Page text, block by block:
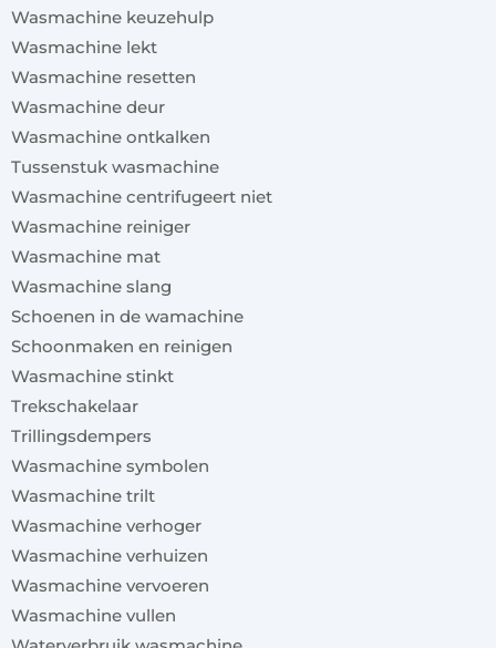
Wasmachine keuzehulp
Wasmachine lekt
Wasmachine resetten
Wasmachine deur
Wasmachine ontkalken
Tussenstuk wasmachine
Wasmachine centrifugeert niet
Wasmachine reiniger
Wasmachine mat
Wasmachine slang
Schoenen in de wamachine
Schoonmaken en reinigen
Wasmachine stinkt
Trekschakelaar
Trillingsdempers
Wasmachine symbolen
Wasmachine trilt
Wasmachine verhoger
Wasmachine verhuizen
Wasmachine vervoeren
Wasmachine vullen